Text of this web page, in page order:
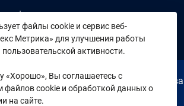
LIVE»
телеканала «Время». Все права
опубликованные на сайте,
файлы cookie и сервис веб-
Метрика» для улучшения работы
активности.
«Хорошо», Вы соглашаетесь с
файлов cookie и обработкой данных о
на сайте.